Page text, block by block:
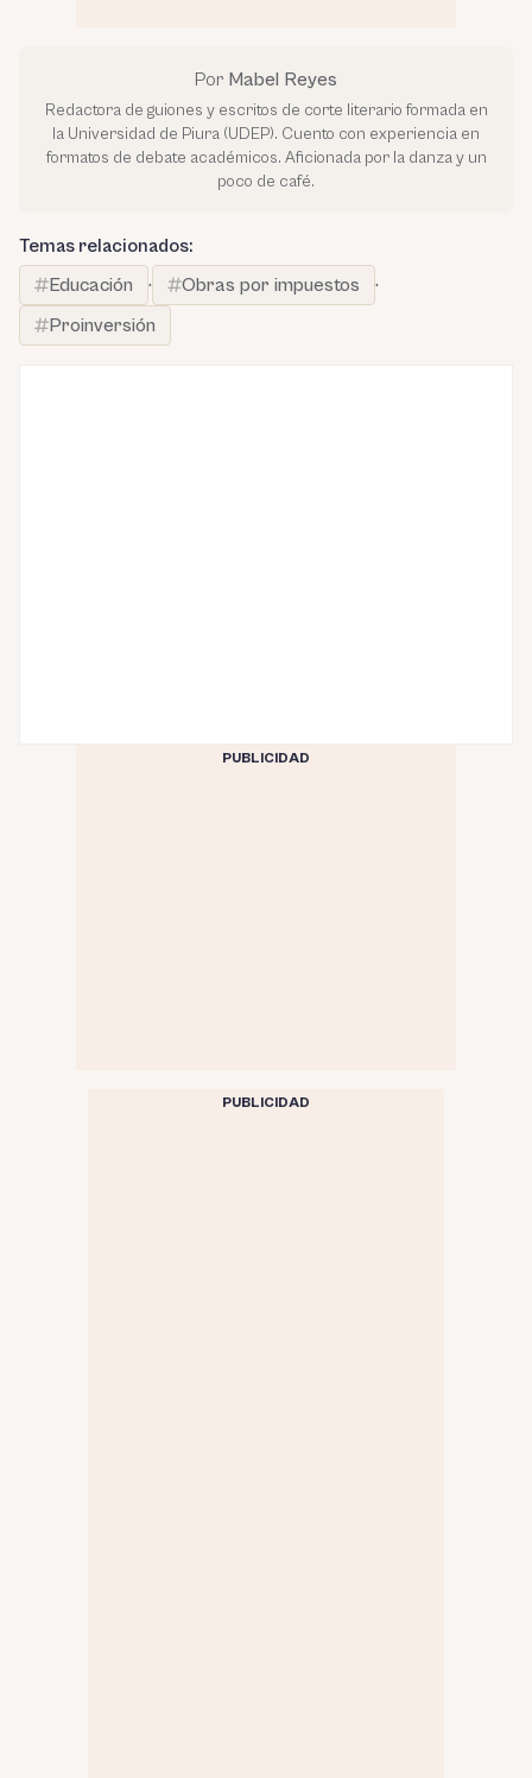
Por Mabel Reyes
Redactora de guiones y escritos de corte literario formada en
la Universidad de Piura (UDEP). Cuento con experiencia en
formatos de debate académicos. Aficionada por la danza y un
poco de café.
Temas relacionados:
Educación
· Obras por impuestos
·
Proinversión
PUBLICIDAD
PUBLICIDAD